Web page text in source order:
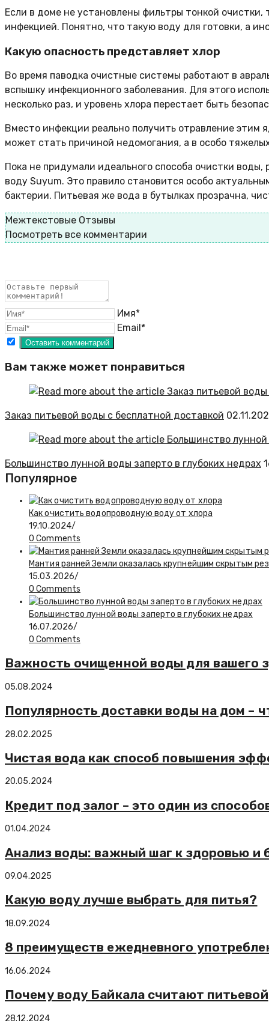
Если в доме не установлены фильтры тонкой
инфекцией. Понятно, что такую воду для готовки, а
Какую опасность представляет хлор
Во время паводка очистные системы работают в
вспышку инфекционного заболевания. Для этого
несколько раз, и уровень хлора перестает быть
Вместо инфекции реально получить отравление
может стать причиной недомогания, а в особо
Пока не придумали идеального способа очистки
воду Suyum. Это правило становится особо
бактерии. Питьевая же вода в бутылках прозрачна,
Межтекстовые Отзывы
Посмотреть все комментарии
Имя*
Email*
Вам также может понравиться
Заказ питьевой воды с бесплатной доставкой
Большинство лунной воды заперто в глубоких недрах
Популярное
Как очистить водопроводную воду от хлора
19.10.2024/
0 Comments
Мантия ранней Земли оказалась крупнейшим скрытым
15.03.2026/
0 Comments
Большинство лунной воды заперто в глубоких недрах
16.07.2026/
0 Comments
Важность очищенной воды для вашего
05.08.2024
Популярность доставки воды на дом –
28.02.2025
Чистая вода как способ повышения
20.05.2024
Кредит под залог – это один из
01.04.2024
Анализ воды: важный шаг к здоровью и
09.04.2025
Какую воду лучше выбрать для питья?
18.09.2024
8 преимуществ ежедневного
16.06.2024
Почему воду Байкала считают питьевой
28.12.2024